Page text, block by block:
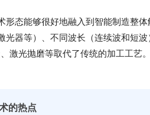
形态能够很好地融入到智能制造整
光器等）、不同波长（连续波和短
激光抛磨等取代了传统的加工工艺
的热点